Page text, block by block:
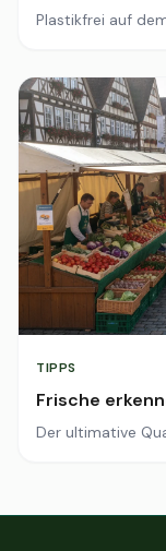
Plastikfrei auf
TIPPS
Frische
Der ultimative